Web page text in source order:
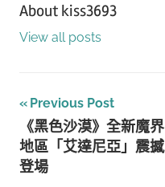
About kiss3693
View all posts
文
章
導
Previous Post
《黑色沙漠》全新魔界
地區「艾達尼亞」震撼
登場